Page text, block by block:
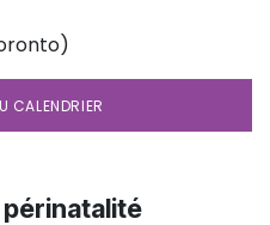
)
CALENDRIER